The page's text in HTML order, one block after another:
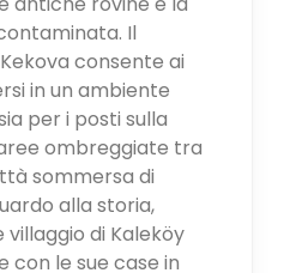
Il
consente ai
in un ambiente
per i posti sulla
ombreggiate tra
sommersa di
alla storia,
di Kaleköy
con le sue case in